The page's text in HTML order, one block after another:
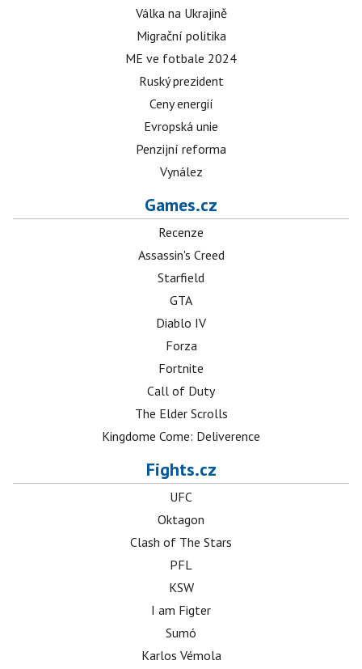
Válka na Ukrajině
Migrační politika
ME ve fotbale 2024
Ruský prezident
Ceny energií
Evropská unie
Penzijní reforma
Vynález
Games.cz
Recenze
Assassin's Creed
Starfield
GTA
Diablo IV
Forza
Fortnite
Call of Duty
The Elder Scrolls
Kingdome Come: Deliverence
Fights.cz
UFC
Oktagon
Clash of The Stars
PFL
KSW
I am Figter
Sumó
Karlos Vémola